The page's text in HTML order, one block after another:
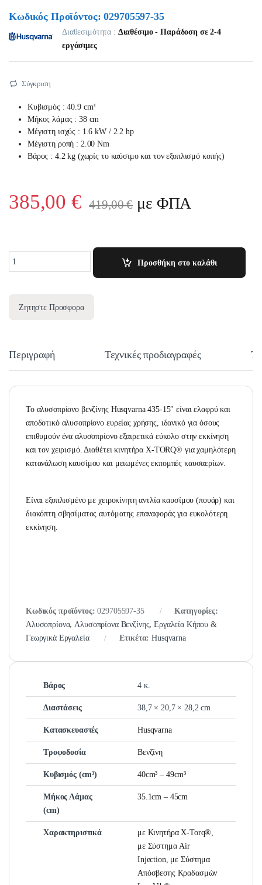
Κωδικός Προϊόντος: 029705597-35
Διαθεσιμότητα : Διαθέσιμο - Παράδοση σε 2-4
εργάσιμες
Σύγκριση
Κυβισμός : 40.9 cm³
Μήκος λάμας : 38 cm
Μέγιστη ισχύς : 1.6 kW / 2.2 hp
Μέγιστη ροπή : 2.00Nm
Βάρος : 4.2 kg (χωρίς το καύσιμο και τον εξοπλισμό κοπής)
385,00€ 419,00€με ΦΠΑ
Προσθήκη στο καλάθι
Ζητηστε Προσφορα
Περιγραφή Τεχνικές προδιαγραφές
Το αλυσοπρίονο βενζίνης Husqvarna 435-15″ είναι ελαφρύ και
αποδοτικό αλυσοπρίονο ευρείας χρήσης, ιδανικό για όσους
επιθυμούν ένα αλυσοπρίονο εξαιρετικά εύκολο στην εκκίνηση
και τον χειρισμό. Διαθέτει κινητήρα X-TORQ® για χαμηλότερη
κατανάλωση καυσίμου και μειωμένες εκπομπές καυσαερίων.
Είναι εξοπλισμένο με χειροκίνητη αντλία καυσίμου (πουάρ) και
διακόπτη σβησίματος αυτόματης επαναφοράς για ευκολότερη
εκκίνηση.
Κωδικός προϊόντος:029705597-35
Κατηγορίες:
Αλυσοπρίονα,Αλυσοπρίονα Βενζίνης,Εργαλεία Κήπου &
Γεωργικά Εργαλεία
Ετικέτα:Husqvarna
Βάρος 4 κ.
Διαστάσεις 38,7 × 20,7 × 28,2 cm
Κατασκευαστές Husqvarna
Τροφοδοσία Βενζίνη
Κυβισμός (cm³) 40cm³ – 49cm³
Μήκος Λάμας
(cm)
35.1cm – 45cm
Χαρακτηριστικά
με Κινητήρα X-Torq®,
με Σύστημα Air
Injection, με Σύστημα
Απόσβεσης Κραδασμών